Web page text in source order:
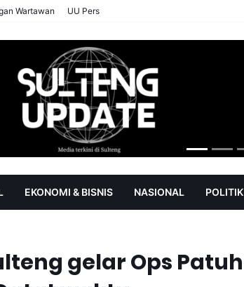
Wartawan UU Pers
EKONOMI & BISNIS NASIONAL POLITIK
gelar Ops Patuh